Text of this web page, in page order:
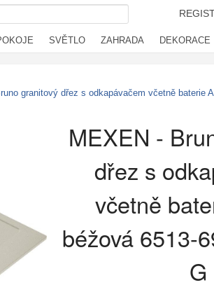
SVĚTLO ZAHRADA DEKORACE
granitový dřez s odkapávačem včetně baterie
MEXEN -
dřez s
včetně
béžová 6513-
G